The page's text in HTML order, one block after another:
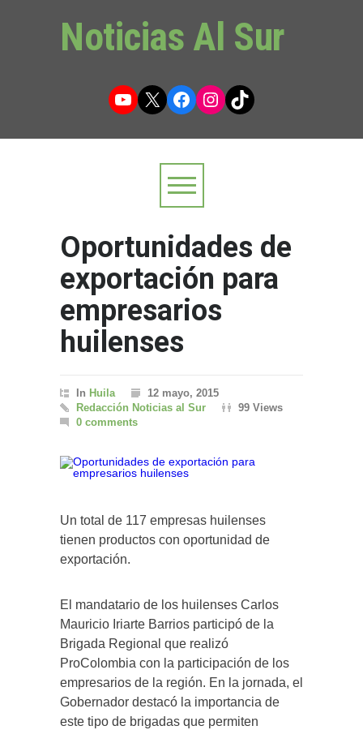
Noticias Al Sur
YouTube
X Facebook
Instagram
TikTok
Oportunidades de
exportación para
empresarios
huilenses
In Huila
12 mayo, 2015
Redacción Noticias al Sur
99 Views
0 comments
Un total de 117 empresas huilenses
tienen productos con oportunidad de
exportación.
El mandatario de los huilenses Carlos
Mauricio Iriarte Barrios participó de la
Brigada Regional que realizó
ProColombia con la participación de los
empresarios de la región. En la jornada, el
Gobernador destacó la importancia de
este tipo de brigadas que permiten